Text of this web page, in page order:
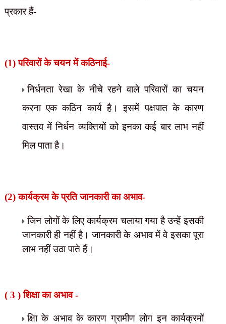
प्रकार हैं-
(1) परिवारों के चयन में कठिनाई-
निर्धनता रेखा के नीचे रहने वाले परिवारों का चयन
करना एक कठिन कार्य है। इसमें पक्षपात के कारण
वास्तव में निर्धन व्यक्तियों को इनका कई बार लाभ नहीं
मिल पाता है।
(2) कार्यक्रम के प्रति जानकारी काअभाव-
जिन लोगों के लिए कार्यक्रम चलाया गया है उन्हें इसकी
जानकारी ही नहीं है। जानकारी के अभाव में वे इसका पूरा
लाभ नहीं उठा पाते हैं।
( 3 ) शिक्षा का अभाव -
क्षिा के अभाव के कारण ग्रामीण लोग इन कार्यक्रमों